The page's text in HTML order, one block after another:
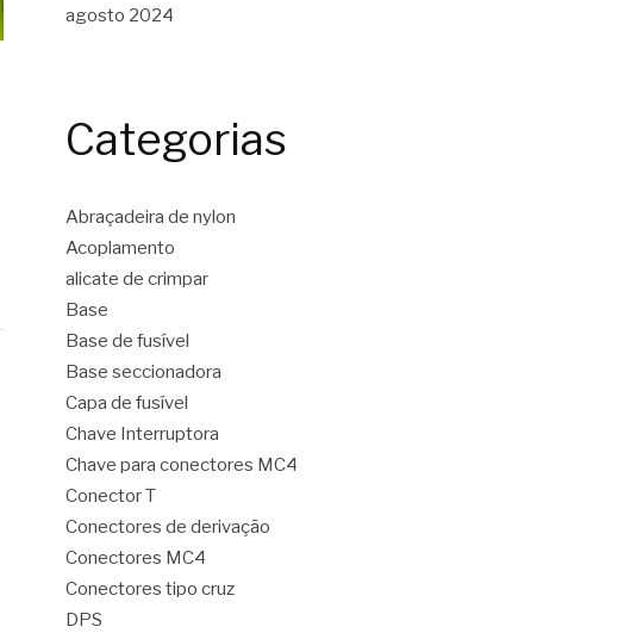
agosto 2024
Categorias
Abraçadeira de nylon
Acoplamento
alicate de crimpar
Base
Base de fusível
Base seccionadora
Capa de fusível
Chave Interruptora
Chave para conectores MC4
Conector T
Conectores de derivação
Conectores MC4
Conectores tipo cruz
DPS